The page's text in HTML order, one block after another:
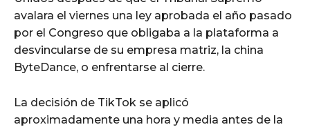
avalara el viernes una ley aprobada el año pasado
por el Congreso que obligaba a la plataforma a
desvincularse de su empresa matriz, la china
ByteDance, o enfrentarse al cierre.
La decisión de TikTok se aplicó
aproximadamente una hora y media antes de la